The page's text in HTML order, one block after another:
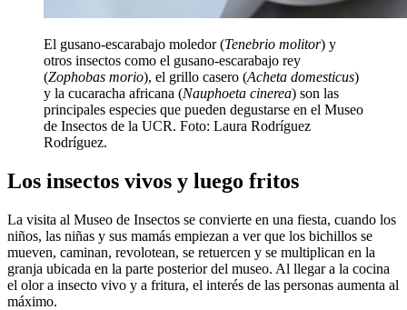
El gusano-escarabajo moledor (Tenebrio molitor) y
otros insectos como el gusano-escarabajo rey
(Zophobas morio), el grillo casero (Acheta domesticus)
y la cucaracha africana (Nauphoeta cinerea) son las
principales especies que pueden degustarse en el Museo
de Insectos de la UCR. Foto: Laura Rodríguez
Rodríguez.
Los insectos vivos y luego fritos
La visita al Museo de Insectos se convierte en una fiesta, cuando los
niños, las niñas y sus mamás empiezan a ver que los bichillos se
mueven, caminan, revolotean, se retuercen y se multiplican en la
granja ubicada en la parte posterior del museo. Al llegar a la cocina
el olor a insecto vivo y a fritura, el interés de las personas aumenta al
máximo.